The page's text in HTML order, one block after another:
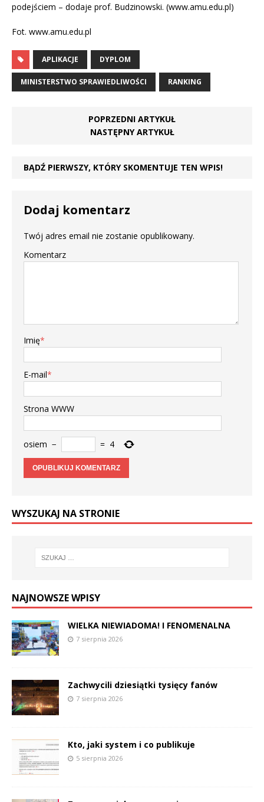
podejściem – dodaje prof. Budzinowski. (www.amu.edu.pl)
Fot. www.amu.edu.pl
APLIKACJE DYPLOM
MINISTERSTWO SPRAWIEDLIWOŚCI RANKING
POPRZEDNI ARTYKUŁ
NASTĘPNY ARTYKUŁ
BĄDŹ PIERWSZY, KTÓRY SKOMENTUJE TEN WPIS!
Dodaj komentarz
Twój adres email nie zostanie opublikowany.
Komentarz
Imię*
E-mail*
Strona WWW
osiem − = 4
WYSZUKAJ NA STRONIE
NAJNOWSZE WPISY
WIELKA NIEWIADOMA! I FENOMENALNA
7 sierpnia 2026
Zachwycili dziesiątki tysięcy fanów
7 sierpnia 2026
Kto, jaki system i co publikuje
5 sierpnia 2026